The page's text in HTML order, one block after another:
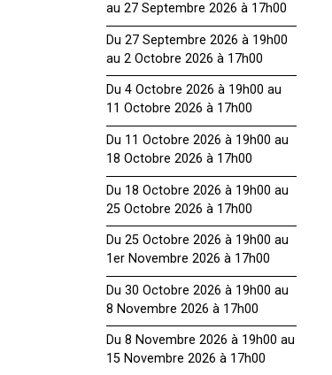
au 27 Septembre 2026 à 17h00
Du 27 Septembre 2026 à 19h00
au 2 Octobre 2026 à 17h00
Du 4 Octobre 2026 à 19h00 au
11 Octobre 2026 à 17h00
Du 11 Octobre 2026 à 19h00 au
18 Octobre 2026 à 17h00
Du 18 Octobre 2026 à 19h00 au
25 Octobre 2026 à 17h00
Du 25 Octobre 2026 à 19h00 au
1er Novembre 2026 à 17h00
Du 30 Octobre 2026 à 19h00 au
8 Novembre 2026 à 17h00
Du 8 Novembre 2026 à 19h00 au
15 Novembre 2026 à 17h00